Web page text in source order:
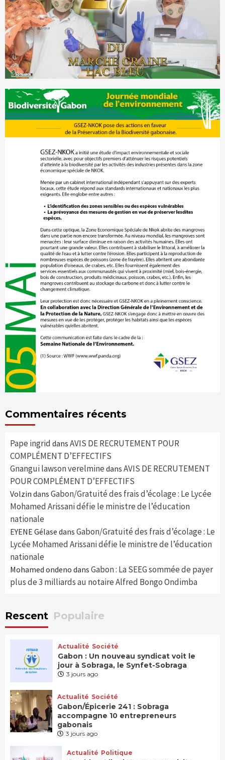
Commentaires récents
Pape ingrid dans AVIS DE RECRUTEMENT POUR
COMPLÉMENT D’EFFECTIFS
Gnangui lawson verelmine dans AVIS DE RECRUTEMENT
POUR COMPLÉMENT D’EFFECTIFS
Volzin dans Gabon/Gratuité des frais d’écolage : Le Lycée
Mohamed Arissani défie le ministre de l’éducation
nationale
EYENE Gélase dans Gabon/Gratuité des frais d’écolage : Le
Lycée Mohamed Arissani défie le ministre de l’éducation
nationale
Mohamed ondeno dans Gabon : La SEEG sommée de payer
plus de 3 milliards au notaire Alfred Bongo Ondimba
Rescent Populaire
Actualité Société
Gabon : Un nouveau syndicat voit le
jour à Sobraga, le Synfet-Sobraga
3 jours ago
Actualité Société
Gabon/Épicerie 241 : Sobraga
accompagne 10 entrepreneurs
gabonais
3 jours ago
Actualité Politique